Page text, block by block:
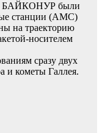
БАЙКОНУР были
станции (АМС)
на траекторию
носителем
сразу двух
и кометы Галлея.